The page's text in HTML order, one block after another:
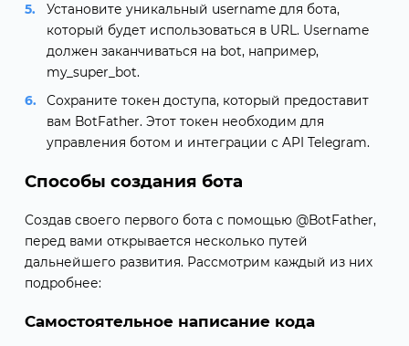
Установите уникальный username для бота,
который будет использоваться в URL. Username
должен заканчиваться на bot, например,
my_super_bot.
Сохраните токен доступа, который предоставит
вам BotFather. Этот токен необходим для
управления ботом и интеграции с API Telegram.
Способы создания бота
Создав своего первого бота с помощью @BotFather,
перед вами открывается несколько путей
дальнейшего развития. Рассмотрим каждый из них
подробнее:
Самостоятельное написание кода